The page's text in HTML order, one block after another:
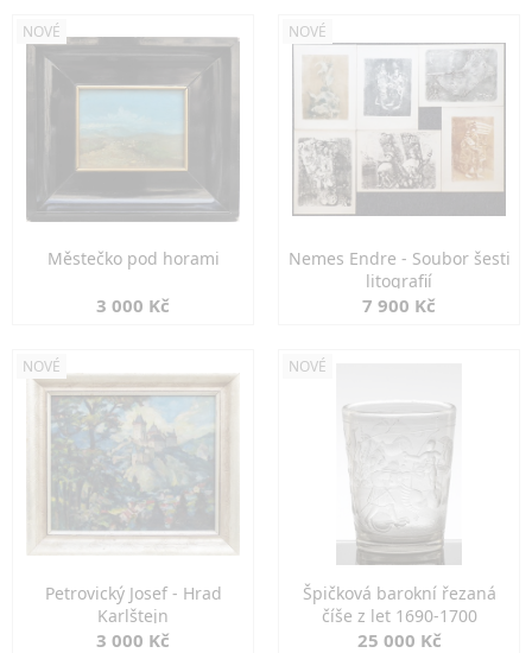
NOVÉ
Městečko pod horami
3 000 Kč
NOVÉ
Nemes Endre - Soubor šesti
litografií
7 900 Kč
NOVÉ
Petrovický Josef - Hrad
Karlštejn
3 000 Kč
NOVÉ
Špičková barokní řezaná
číše z let 1690-1700
25 000 Kč